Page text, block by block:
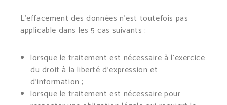
L’effacement des données n’est toutefois pas
applicable dans les 5 cas suivants :
lorsque le traitement est nécessaire à l’exercice
du droit à la liberté d’expression et
d’information ;
lorsque le traitement est nécessaire pour